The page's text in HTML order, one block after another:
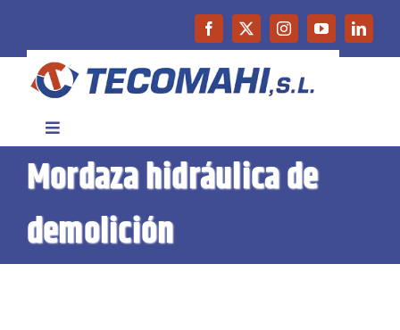
contenido
Toggle
Inicio
Empresa
Mordaza hidráulica de
demolición